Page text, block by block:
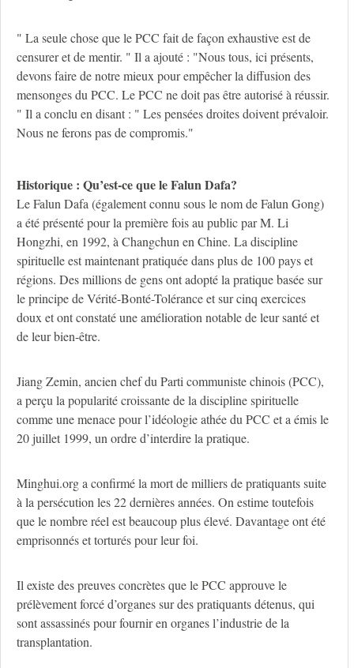
" La seule chose que le PCC fait de façon exhaustive est de
censurer et de mentir. " Il a ajouté : "Nous tous, ici présents,
devons faire de notre mieux pour empêcher la diffusion des
mensonges du PCC. Le PCC ne doit pas être autorisé à réussir.
" Il a conclu en disant : " Les pensées droites doivent prévaloir.
Nous ne ferons pas de compromis."
Historique : Qu’est-ce que le Falun Dafa?
Le Falun Dafa (également connu sous le nom de Falun Gong)
a été présenté pour la première fois au public par M. Li
Hongzhi, en 1992, à Changchun en Chine. La discipline
spirituelle est maintenant pratiquée dans plus de 100 pays et
régions. Des millions de gens ont adopté la pratique basée sur
le principe de Vérité-Bonté-Tolérance et sur cinq exercices
doux et ont constaté une amélioration notable de leur santé et
de leur bien-être.
Jiang Zemin, ancien chef du Parti communiste chinois (PCC),
a perçu la popularité croissante de la discipline spirituelle
comme une menace pour l’idéologie athée du PCC et a émis le
20 juillet 1999, un ordre d’interdire la pratique.
Minghui.org a confirmé la mort de milliers de pratiquants suite
à la persécution les 22 dernières années. On estime toutefois
que le nombre réel est beaucoup plus élevé. Davantage ont été
emprisonnés et torturés pour leur foi.
Il existe des preuves concrètes que le PCC approuve le
prélèvement forcé d’organes sur des pratiquants détenus, qui
sont assassinés pour fournir en organes l’industrie de la
transplantation.